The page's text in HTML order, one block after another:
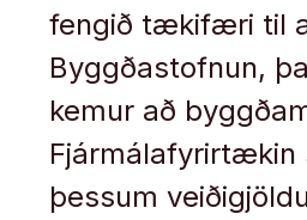
fengið tækifæri til
Byggðastofnun,
kemur að
Fjármálafyrirtækin
þessum